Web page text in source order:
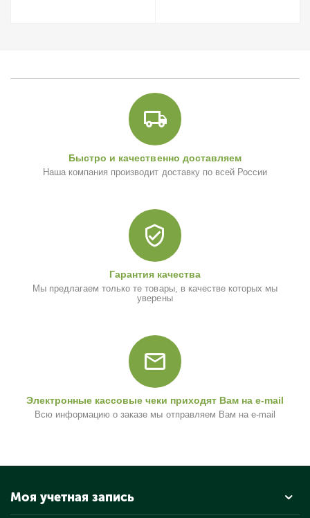
Быстро и качественно доставляем
Наша компания производит доставку по всей России
Гарантия качества
Мы предлагаем только те товары, в качестве которых мы
уверены
Электронные кассовые чеки приходят Вам на e-mail
Всю информацию о заказе мы отправляем Вам на e-mail
Моя учетная запись